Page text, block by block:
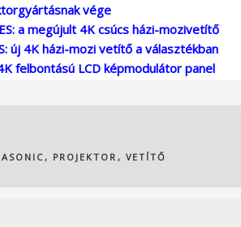
vége
a megújult 4K csúcs házi-mozivetítő
új 4K házi-mozi vetítő a választékban
felbontású LCD képmodulátor panel
, PROJEKTOR , VETÍTŐ